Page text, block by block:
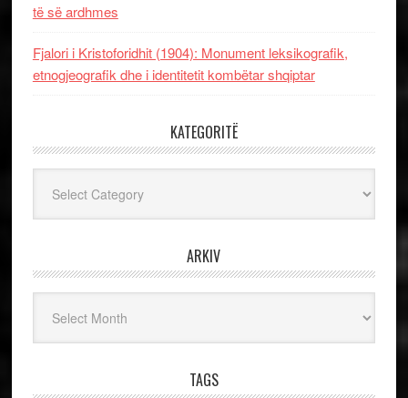
të së ardhmes
Fjalori i Kristoforidhit (1904): Monument leksikografik,
etnogjeografik dhe i identitetit kombëtar shqiptar
KATEGORITË
ARKIV
TAGS